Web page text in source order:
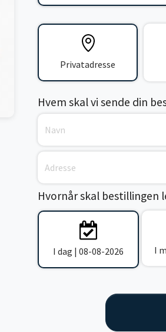
Privatadresse
Hvem skal vi sende din
Hvornår skal bestillingen
I dag | 08-08-2026 I